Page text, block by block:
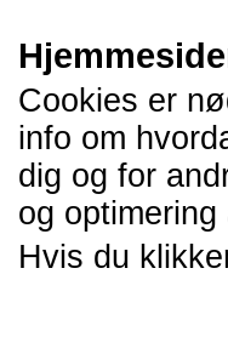
Cookies er
info om
dig og for
og
Hvis du